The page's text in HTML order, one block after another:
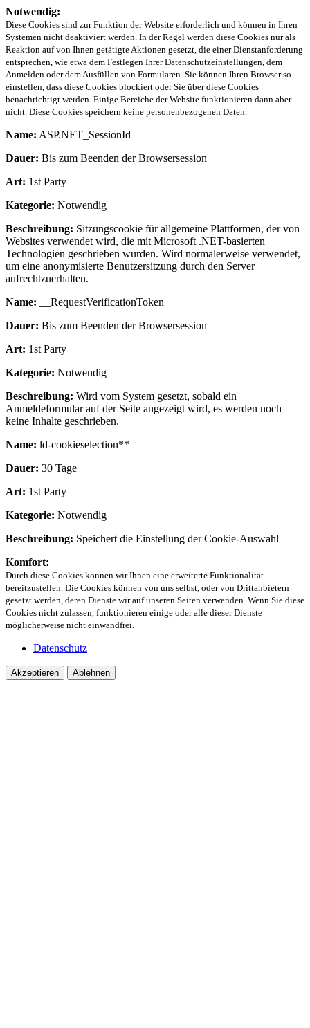
Notwendig:
Diese Cookies sind zur Funktion der Website erforderlich und können in Ihren
Systemen nicht deaktiviert werden. In der Regel werden diese Cookies nur als
Reaktion auf von Ihnen getätigte Aktionen gesetzt, die einer Dienstanforderung
entsprechen, wie etwa dem Festlegen Ihrer Datenschutzeinstellungen, dem
Anmelden oder dem Ausfüllen von Formularen. Sie können Ihren Browser so
einstellen, dass diese Cookies blockiert oder Sie über diese Cookies
benachrichtigt werden. Einige Bereiche der Website funktionieren dann aber
nicht. Diese Cookies speichern keine personenbezogenen Daten.
Name: ASP.NET_SessionId
Dauer: Bis zum Beenden der Browsersession
Art: 1st Party
Kategorie: Notwendig
Beschreibung: Sitzungscookie für allgemeine Plattformen, der von
Websites verwendet wird, die mit Microsoft .NET-basierten
Technologien geschrieben wurden. Wird normalerweise verwendet,
um eine anonymisierte Benutzersitzung durch den Server
aufrechtzuerhalten.
Name: __RequestVerificationToken
Dauer: Bis zum Beenden der Browsersession
Art: 1st Party
Kategorie: Notwendig
Beschreibung: Wird vom System gesetzt, sobald ein
Anmeldeformular auf der Seite angezeigt wird, es werden noch
keine Inhalte geschrieben.
Name: ld-cookieselection**
Dauer: 30 Tage
Art: 1st Party
Kategorie: Notwendig
Beschreibung: Speichert die Einstellung der Cookie-Auswahl
Komfort:
Durch diese Cookies können wir Ihnen eine erweiterte Funktionalität
bereitzustellen. Die Cookies können von uns selbst, oder von Drittanbietern
gesetzt werden, deren Dienste wir auf unseren Seiten verwenden. Wenn Sie diese
Cookies nicht zulassen, funktionieren einige oder alle dieser Dienste
möglicherweise nicht einwandfrei.
Datenschutz
Akzeptieren Ablehnen